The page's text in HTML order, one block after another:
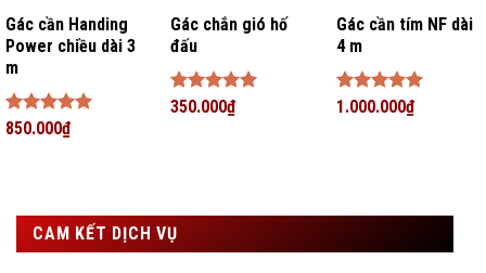
Gác cần Handing
Power chiều dài 3
m
Được xếp
850.000₫
Gác chắn gió hố
đấu
Được xếp
350.000₫
Gác cần tím NF dài
4 m
Được xếp
1.000.000₫
CAM KẾT DỊCH VỤ